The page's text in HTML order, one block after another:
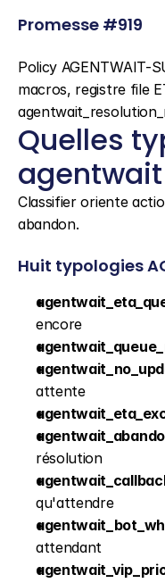
Promesse #919
Policy AGENTWAIT-
macros, registre file
Quelles
Classifier oriente
abandon.
Huit typologies
encore
attente
résolution
qu'attendre
attendant